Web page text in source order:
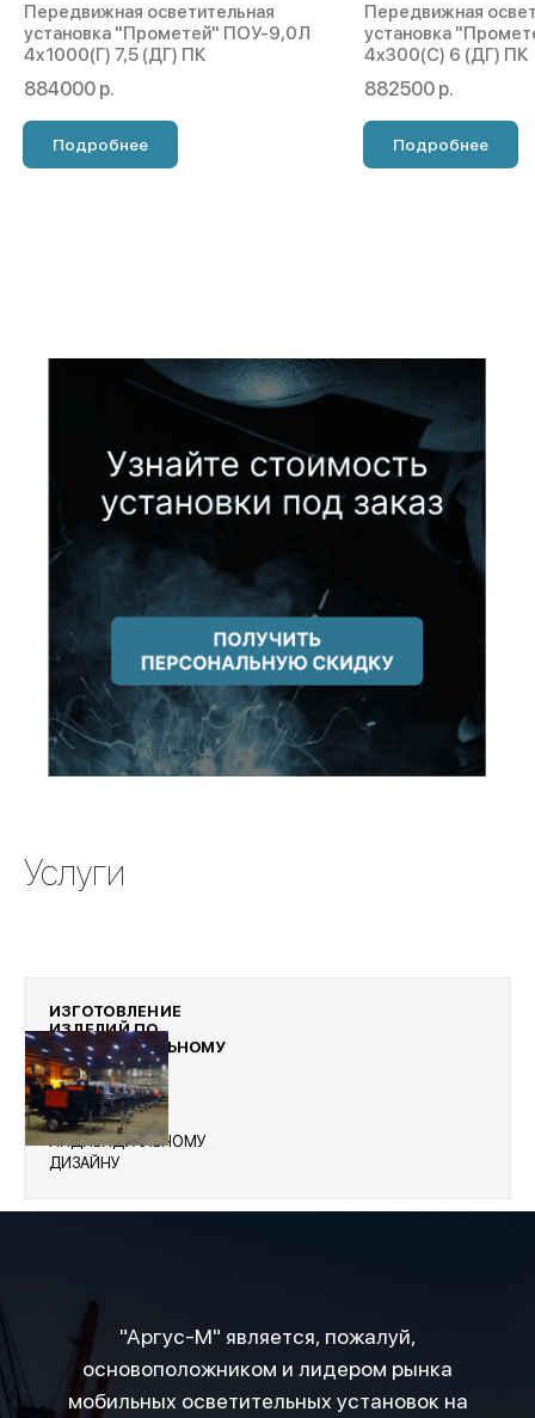
Передвижная осветительная
установка "Прометей" ПОУ-9,0Л
4х1000(Г) 7,5 (ДГ) ПК
884000 р.
Подробнее
Передвижная
установка
4х300(С) 6 (ДГ) ПК
882500 р.
Подробнее
Услуги
ИЗГОТОВЛЕНИЕ
ИЗДЕЛИЙ ПО
ИНДИВИДУАЛЬНОМУ
ДИЗАЙНУ
ИЗГОТОВЛЕНИЕ
ИЗДЕЛИЙ ПО
ИНДИВИДУАЛЬНОМУ
ДИЗАЙНУ
"Аргус-М" является, пожалуй,
основоположником и лидером рынка
мобильных осветительных установок на